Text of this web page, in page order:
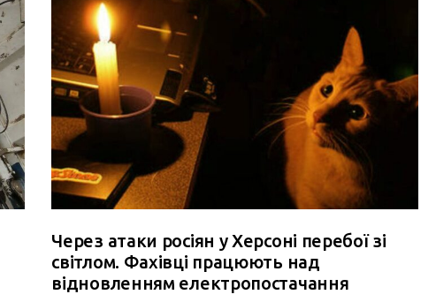
Через атаки росіян у Херсоні перебої зі
світлом. Фахівці працюють над
відновленням електропостачання